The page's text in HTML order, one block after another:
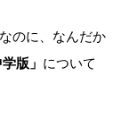
のに、なんだか
版」 について